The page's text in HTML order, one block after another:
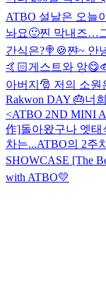
ATBO 설날은 오늘
놔요🙂찐 막내즈…
간식은?🍭🍪쨘~ 안
🤙🏻게스트와 앙
아버지🎅 저의 소원
Rakwon DAY 🎂너
<ATBO 2ND MINI
作]돌아왔구나 엣태
차는...ATBO의 2주
SHOWCASE [The
with ATBO💛